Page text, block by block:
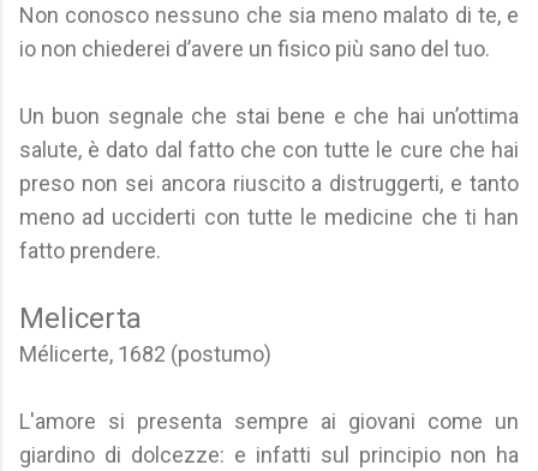
Non conosco nessuno che sia meno malato di te, e
io non chiederei d’avere un fisico più sano del tuo.
Un buon segnale che stai bene e che hai un’ottima
salute, è dato dal fatto che con tutte le cure che hai
preso non sei ancora riuscito a distruggerti, e tanto
meno ad ucciderti con tutte le medicine che ti han
fatto prendere.
Melicerta
Mélicerte, 1682 (postumo)
L'amore si presenta sempre ai giovani come un
giardino di dolcezze: e infatti sul principio non ha